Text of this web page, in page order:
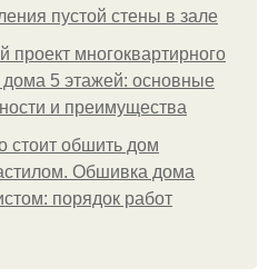
пустой стены в зале
проект многоквартирного
дома 5 этажей: основные
и преимущества
стоит обшить дом
Обшивка дома
порядок работ